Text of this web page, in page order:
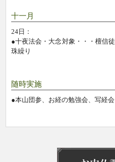
十一月
24日：
●十夜法会・大念
珠繰り
対象・・・檀信徒
随時実施
●本山団参、お経の勉強会、写経会